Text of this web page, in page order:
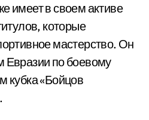
имеет в своем активе
которые
мастерство. Он
Евразии по боевому
кубка «Бойцов